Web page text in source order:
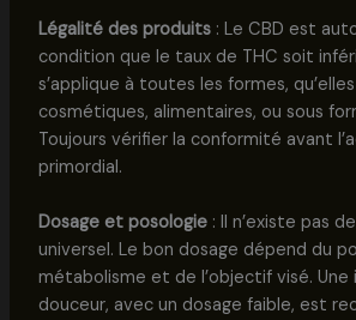
Légalité des produits: Le CBD est
condition que le taux de THC soit
s’applique à toutes les formes,
cosmétiques, alimentaires, ou sous
Toujours vérifier la conformité avant
primordial.
Dosage et posologie: Il n’existe pas
universel. Le bon dosage dépend du
métabolisme et de l’objectif visé. Une
douceur, avec un dosage faible, est